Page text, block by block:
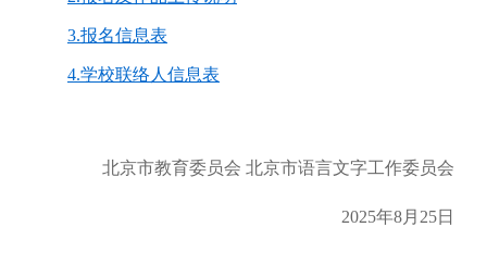
3.报名信息表
4.学校联络人信息表
北京市教育委员会 北京市语言文字工作委员会
2025年8月25日